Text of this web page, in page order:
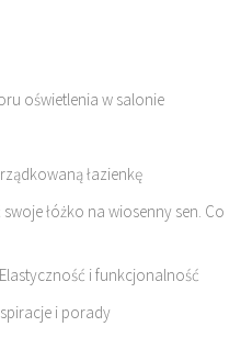
oświetlenia w salonie
łazienkę
łóżko na wiosenny sen. Co
i funkcjonalność
i porady